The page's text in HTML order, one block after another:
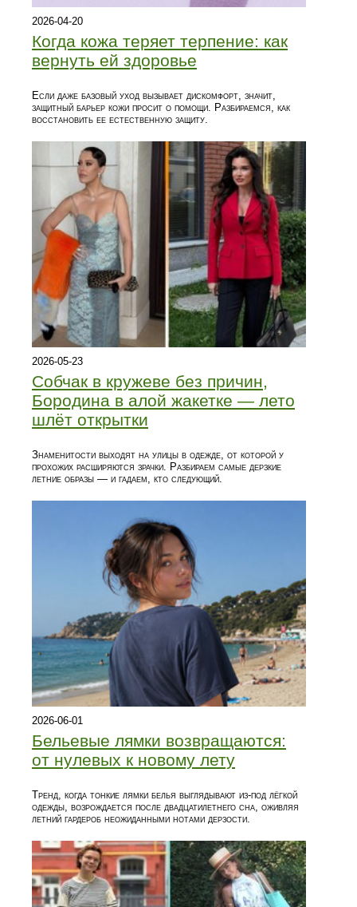
2026-04-20
Когда кожа теряет терпение: как
вернуть ей здоровье
Если даже базовый уход вызывает дискомфорт, значит,
защитный барьер кожи просит о помощи. Разбираемся, как
восстановить ее естественную защиту.
2026-05-23
Собчак в кружеве без причин,
Бородина в алой жакетке — лето
шлёт открытки
Знаменитости выходят на улицы в одежде, от которой у
прохожих расширяются зрачки. Разбираем самые дерзкие
летние образы — и гадаем, кто следующий.
2026-06-01
Бельевые лямки возвращаются:
от нулевых к новому лету
Тренд, когда тонкие лямки белья выглядывают из‑под лёгкой
одежды, возрождается после двадцатилетнего сна, оживляя
летний гардероб неожиданными нотами дерзости.